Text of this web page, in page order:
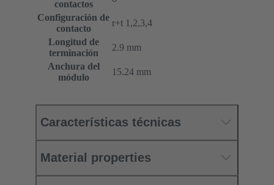
contactos
Configuración de
contacto
r+t 1,2,3,4
Longitud de
terminación
2.9 mm
Anchura del
módulo
15.24 mm
Características técnicas
Material properties